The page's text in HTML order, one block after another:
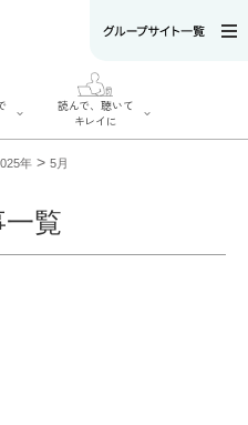
読んで、聴いて
キレイに
年 > 5月
一覧